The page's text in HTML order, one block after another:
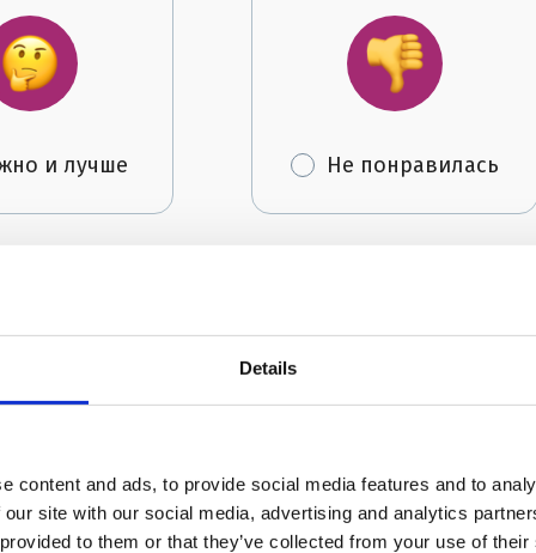
Details
content and ads, to provide social media features and to
site with our social media, advertising and analytics
to them or that they’ve collected from your use of
и лучше Не понравилась